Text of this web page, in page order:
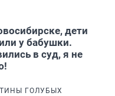
дети
у бабушки.
в суд, я не
ГОЛУБЫХ